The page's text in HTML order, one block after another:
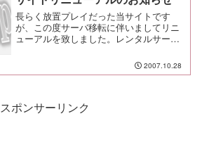
長らく放置プレイだった当サイトです
が、この度サーバ移転に伴いましてリニ
ューアルを致しました。レンタルサーバ
イトデザイン等で稚拙な点が多々見受け
られるかと思いますが、今しばらくご容
2007.10.28
スポンサーリンク